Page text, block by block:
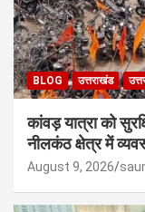
BLOG उत्तराखंड
कांवड़ यात्रा को
नीलकंठ क्षेत्र में
August 9, 2026